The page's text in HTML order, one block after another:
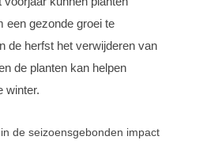
een gezonde groei te
de herfst het verwijderen van
de planten kan helpen
winter.
de seizoensgebonden impact